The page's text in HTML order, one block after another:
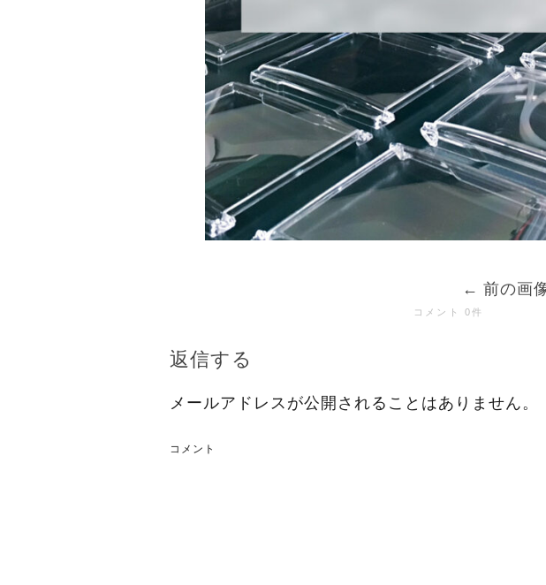
前の画
コメント 0件
返信する
メールアドレスが公開されることはありません。
コメント